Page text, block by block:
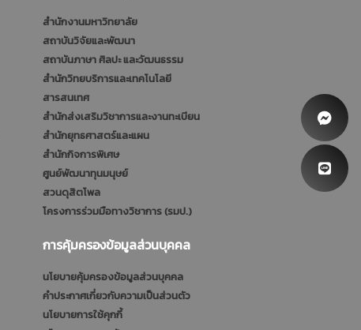
สำนักงานมหาวิทยาลัย
สถาบันวิจัยและพัฒนา
สถาบันภาษา ศิลปะ และวัฒนธรรม
สำนักวิทยบริการและเทคโนโลยี
สารสนเทศ
สำนักส่งเสริมวิชาการและงานทะเบียน
สำนักยุทธศาสตร์และแผน
สำนักกิจการพิเศษ
ศูนย์พัฒนาทุนมนุษย์
สวนดุสิตโพล
โครงการร่วมมือทางวิชาการ (รมป.)
การคุ้มครองข้อมูลส่วนบุคคล
นโยบายคุ้มครองข้อมูลส่วนบุคคล
คำประกาศเกี่ยวกับความเป็นส่วนตัว
นโยบายการใช้คุกกี้